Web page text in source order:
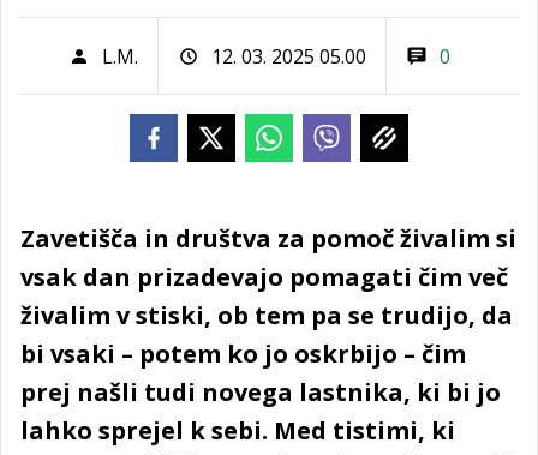
L.M. 12. 03. 2025 05.00 0
Zavetišča in društva za pomoč živalim si
vsak dan prizadevajo pomagati čim več
živalim v stiski, ob tem pa se trudijo, da
bi vsaki – potem ko jo oskrbijo – čim
prej našli tudi novega lastnika, ki bi jo
lahko sprejel k sebi. Med tistimi, ki